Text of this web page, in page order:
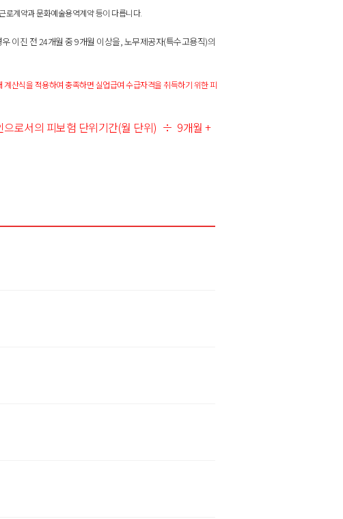
계약과 문화예술용역계약 등이 다릅니다.
이진 전 24개월 중 9개월 이상을, 노무제공자(특수고용직)의
계산식을 적용하여 충족하면 실업급여 수급자격을 취득하기 위한 피
으로서의 피보험 단위기간(월 단위) ÷ 9개월 +